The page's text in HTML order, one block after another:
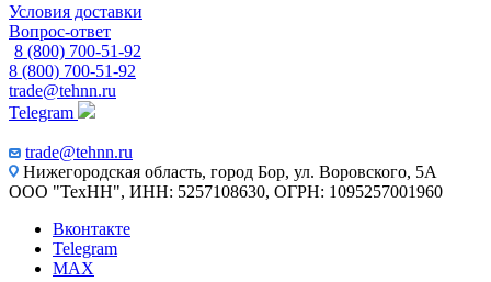
Условия доставки
Вопрос-ответ
8 (800) 700-51-92
8 (800) 700-51-92
trade@tehnn.ru
Telegram
trade@tehnn.ru
Нижегородская область, город Бор, ул. Воровского, 5А
ООО "ТехНН", ИНН: 5257108630, ОГРН: 1095257001960
Вконтакте
Telegram
MAX